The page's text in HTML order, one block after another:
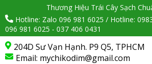
Thương Hiệu Trái Cây Sạch
Hotline: Zalo 096 981 6025 / Hotline:
096 981 6025 - 037 406 0431
204D Sư Vạn Hạnh. P9 Q5, TPHCM
Email: mychikodim@gmail.com